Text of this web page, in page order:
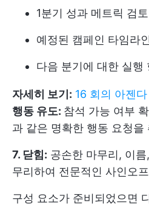
1분기 성과 메트릭 검토
예정된 캠페인 타임라
다음 분기에 대한 실행
자세히 보기: 16 회의 아젠
행동 유도: 참석 가능 여부
과 같은 명확한 행동 요청을
7. 닫힘: 공손한 마무리, 이
무리하여 전문적인 사인오
구성 요소가 준비되었으면